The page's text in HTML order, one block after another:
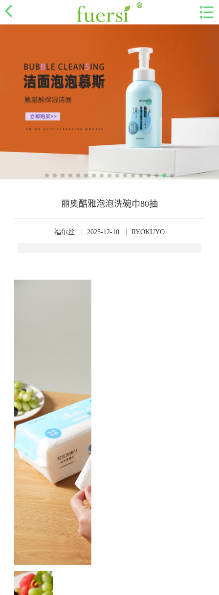
丽奥酷雅泡泡洗碗巾80抽
福尔丝 2025-12-10 RYOKUYO